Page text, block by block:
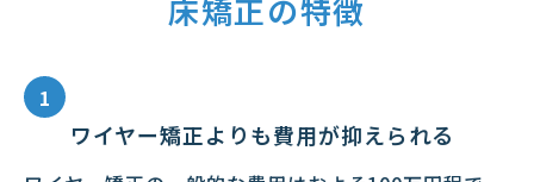
床矯正の特徴
ワイヤー矯正よりも費用が抑えられる